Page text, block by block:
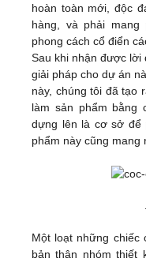
hoàn toàn mới, độc
hàng, và phải mang
phong cách cổ điển
Sau khi nhận được lời
giải pháp cho dự án
này, chúng tôi đã tạo
làm sản phẩm bằng
dựng lên là cơ sở để
phẩm này cũng mang
Một loạt những chiếc
bản thân nhóm thiết